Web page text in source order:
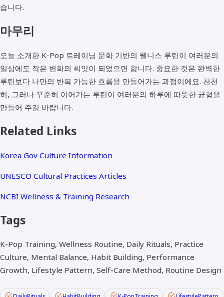
습니다.
마무리
오늘 소개한 K-Pop 트레이닝 문화 기반의 웰니스 루틴이 여러분의
일상에도 작은 변화의 씨앗이 되었으면 합니다. 중요한 것은 완벽한
루틴보다 나만의 반복 가능한 흐름을 만들어가는 과정이에요. 천천
히, 그러나 꾸준히 이어가는 루틴이 여러분의 하루에 따뜻한 균형을
만들어 주길 바랍니다.
Related Links
Korea Gov Culture Information
UNESCO Cultural Practices Articles
NCBI Wellness & Training Research
Tags
K-Pop Training, Wellness Routine, Daily Rituals, Practice
Culture, Mental Balance, Habit Building, Performance
Growth, Lifestyle Pattern, Self-Care Method, Routine Design